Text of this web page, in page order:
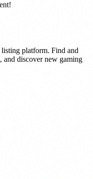
platform. Find and
and discover new gaming